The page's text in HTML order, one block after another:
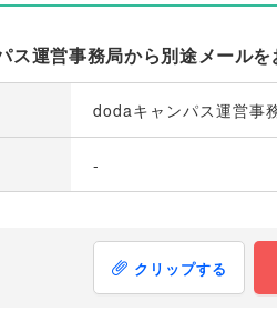
ス運営事務局から別途メールを
dodaキャンパス運営事
-
クリップする